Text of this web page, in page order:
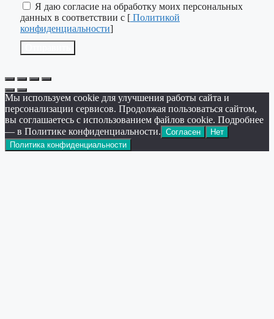
Я даю согласие на обработку моих персональных
данных в соответствии с [ Политикой
конфиденциальности]
Мы используем cookie для улучшения работы сайта и
персонализации сервисов. Продолжая пользоваться сайтом,
вы соглашаетесь с использованием файлов cookie. Подробнее
— в Политике конфиденциальности. Согласен
Нет
Политика конфиденциальности